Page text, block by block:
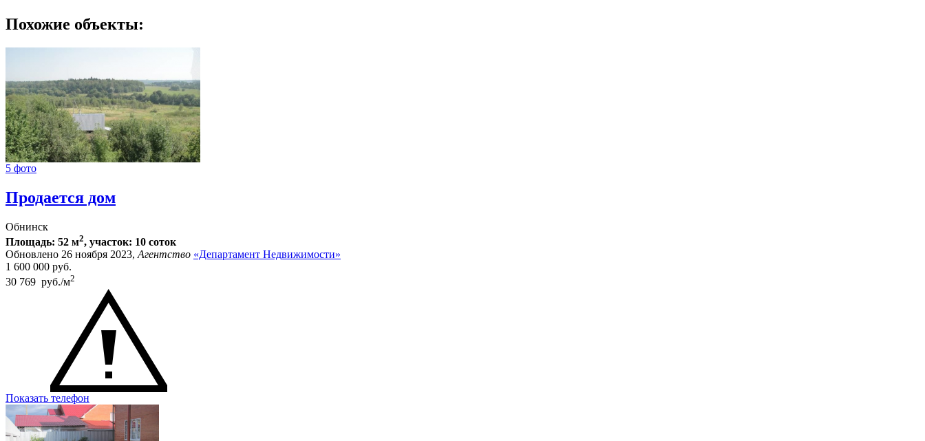
Похожие объекты:
5 фото
Продается дом
Обнинск
Площадь: 52 м2, участок: 10 соток
Обновлено 26 ноября 2023,Агентство «Департамент Недвижимости»
1 600 000 руб.
30 769 руб./м2
Показать телефон